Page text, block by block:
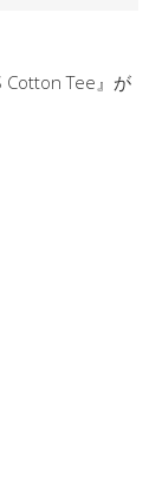
Cotton Tee』が